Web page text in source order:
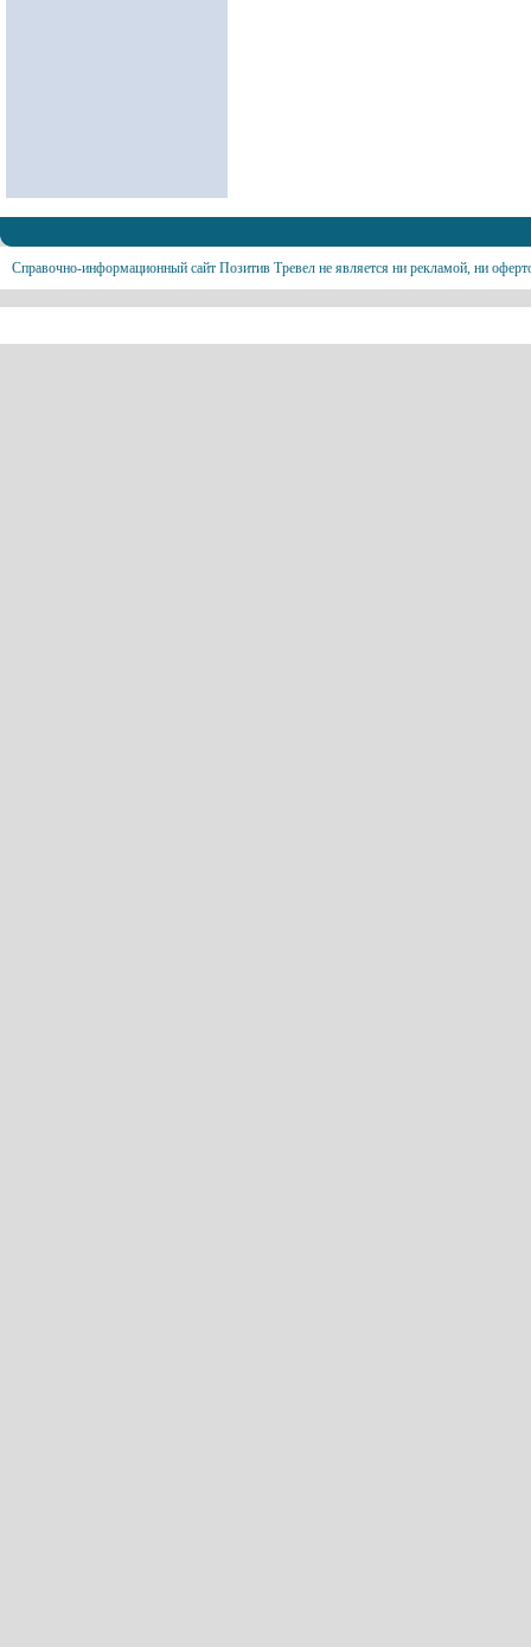
Справочно-информационный сайт Позитив Тревел не является ни рекламой, ни